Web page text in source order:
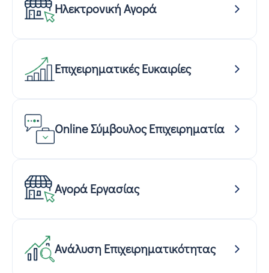
Ηλεκτρονική Αγορά
Επιχειρηματικές Ευκαιρίες
Online Σύμβουλος Επιχειρηματία
Αγορά Εργασίας
Ανάλυση Επιχειρηματικότητας